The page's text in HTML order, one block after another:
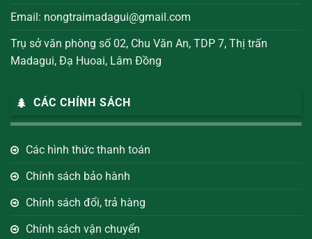
Email: nongtraimadagui@gmail.com
Trụ sở văn phòng số 02, Chu Văn An, TDP 7, Thị trấn
Madagui, Đạ Huoai, Lâm Đồng
CÁC CHÍNH SÁCH
Các hình thức thanh toán
Chính sách bảo hành
Chính sách đổi, trả hàng
Chính sách vận chuyển